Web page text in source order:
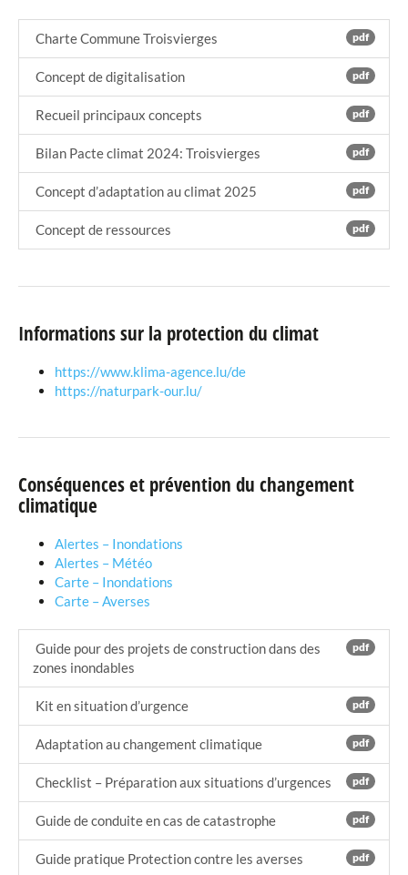
pdf
Charte Commune Troisvierges
pdf
Concept de digitalisation
pdf
Recueil principaux concepts
pdf
Bilan Pacte climat 2024: Troisvierges
pdf
Concept d’adaptation au climat 2025
pdf
Concept de ressources
Informations sur la protection du climat
https://www.klima-agence.lu/de
https://naturpark-our.lu/
Conséquences et prévention du changement
climatique
Alertes – Inondations
Alertes – Météo
Carte – Inondations
Carte – Averses
pdf
Guide pour des projets de construction dans des
zones inondables
pdf
Kit en situation d’urgence
pdf
Adaptation au changement climatique
pdf
Checklist – Préparation aux situations d’urgences
pdf
Guide de conduite en cas de catastrophe
pdf
Guide pratique Protection contre les averses